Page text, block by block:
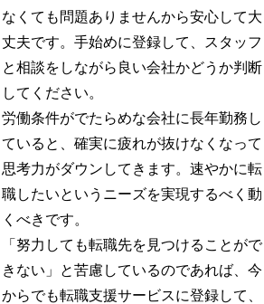
なくても問題ありませんから安心して大
丈夫です。手始めに登録して、スタッフ
と相談をしながら良い会社かどうか判断
してください。
労働条件がでたらめな会社に長年勤務し
ていると、確実に疲れが抜けなくなって
思考力がダウンしてきます。速やかに転
職したいというニーズを実現するべく動
くべきです。
「努力しても転職先を見つけることがで
きない」と苦慮しているのであれば、今
からでも転職支援サービスに登録して、